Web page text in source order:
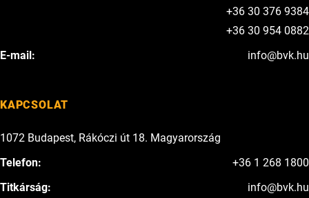
+36 30 376 9384
+36 30 954 0882
E-mail:
info@bvk.hu
KAPCSOLAT
1072 Budapest, Rákóczi út 18. Magyarország
Telefon:
+36 1 268 1800
Titkárság:
info@bvk.hu